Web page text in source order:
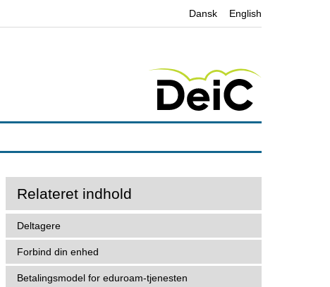
Dansk English
Relateret indhold
Deltagere
Forbind din enhed
Betalingsmodel for eduroam-tjenesten